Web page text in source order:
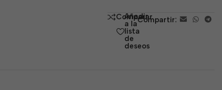
5 Comparar
Añadir
a la
lista
de
deseos
Compartir: